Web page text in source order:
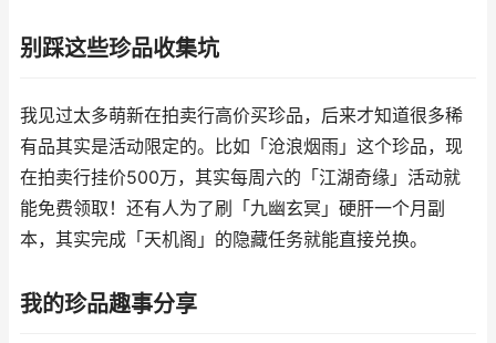
别踩这些珍品收集坑
我见过太多萌新在拍卖行高价买珍品，后来才知道很多稀
有品其实是活动限定的。比如「沧浪烟雨」这个珍品，现
在拍卖行挂价500万，其实每周六的「江湖奇缘」活动就
能免费领取！还有人为了刷「九幽玄冥」硬肝一个月副
本，其实完成「天机阁」的隐藏任务就能直接兑换。
我的珍品趣事分享